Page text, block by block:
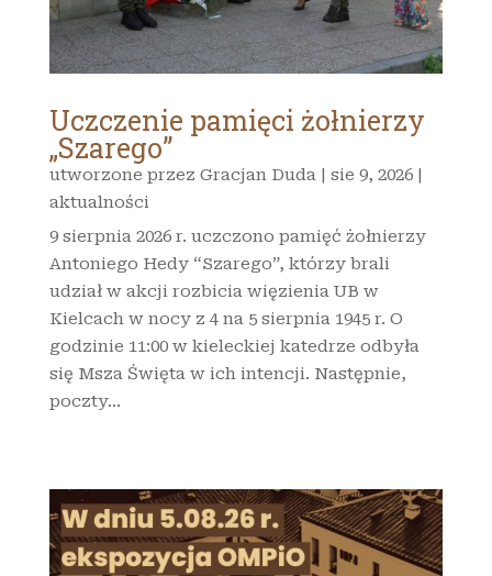
Uczczenie pamięci żołnierzy
„Szarego”
utworzone przez Gracjan Duda| sie 9, 2026|
aktualności
9 sierpnia 2026 r. uczczono pamięć żołnierzy
Antoniego Hedy “Szarego”, którzy brali
udział w akcji rozbicia więzienia UB w
Kielcach w nocy z 4 na 5 sierpnia 1945 r. O
godzinie 11:00 w kieleckiej katedrze odbyła
się Msza Święta w ich intencji. Następnie,
poczty...